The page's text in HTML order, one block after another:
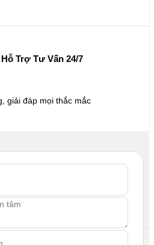
Trợ Tư Vấn 24/7
giải đáp mọi thắc mắc